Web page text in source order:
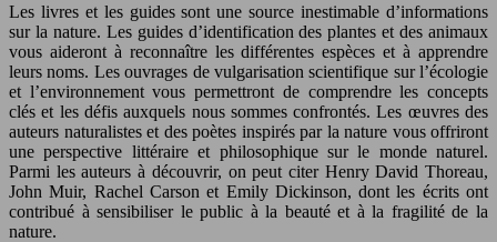
Les livres et les guides sont une source inestimable d’informations
sur la nature. Les guides d’identification des plantes et des animaux
vous aideront à reconnaître les différentes espèces et à apprendre
leurs noms. Les ouvrages de vulgarisation scientifique sur l’écologie
et l’environnement vous permettront de comprendre les concepts
clés et les défis auxquels nous sommes confrontés. Les œuvres des
auteurs naturalistes et des poètes inspirés par la nature vous offriront
une perspective littéraire et philosophique sur le monde naturel.
Parmi les auteurs à découvrir, on peut citer Henry David Thoreau,
John Muir, Rachel Carson et Emily Dickinson, dont les écrits ont
contribué à sensibiliser le public à la beauté et à la fragilité de la
nature.